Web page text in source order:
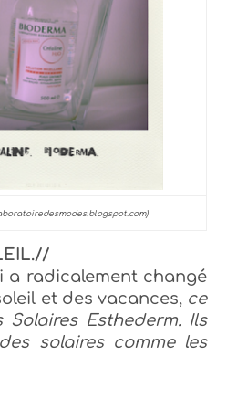
a radicalement changé
et des vacances, ce
Solaires Esthederm. Ils
solaires comme les